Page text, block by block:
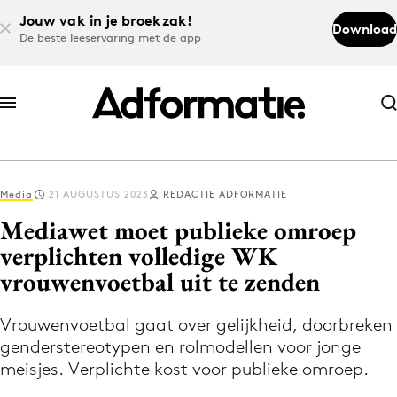
Jouw vak in je broekzak!
De beste leeservaring met de app
Download
Abonneer nu
Abonneer nu
Log in
Download de app
Volg het laatste nieuws via de Adformatie
Nieuws app
Media 21 AUGUSTUS 2023 REDACTIE ADFORMATIE
Mediawet moet publieke omroep
verplichten volledige WK
vrouwenvoetbal uit te zenden
Vrouwenvoetbal gaat over gelijkheid, doorbreken
genderstereotypen en rolmodellen voor jonge
meisjes. Verplichte kost voor publieke omroep.